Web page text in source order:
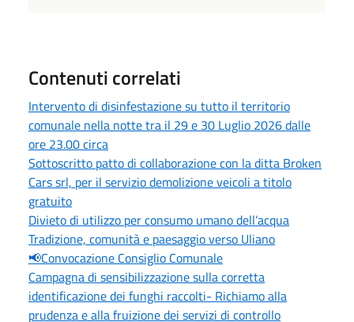
Contenuti correlati
Intervento di disinfestazione su tutto il territorio
comunale nella notte tra il 29 e 30 Luglio 2026 dalle
ore 23.00 circa
Sottoscritto patto di collaborazione con la ditta Broken
Cars srl, per il servizio demolizione veicoli a titolo
gratuito
Divieto di utilizzo per consumo umano dell’acqua
Tradizione, comunità e paesaggio verso Uliano
📢Convocazione Consiglio Comunale
Campagna di sensibilizzazione sulla corretta
identificazione dei funghi raccolti- Richiamo alla
prudenza e alla fruizione dei servizi di controllo